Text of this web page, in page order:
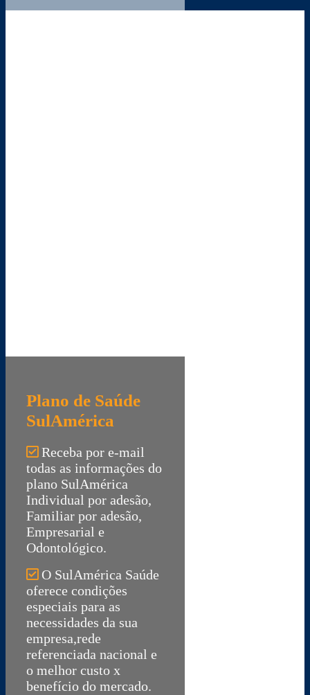
Plano de Saúde
SulAmérica
Receba por e-mail
todas as informações do
plano SulAmérica
Individual por adesão,
Familiar por adesão,
Empresarial e
Odontológico.
O SulAmérica Saúde
oferece condições
especiais para as
necessidades da sua
empresa,rede
referenciada nacional e
o melhor custo x
benefício do mercado.